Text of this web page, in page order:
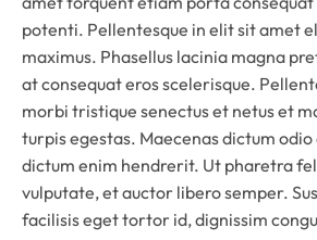
potenti. Pellentesque in elit sit amet
maximus. Phasellus lacinia magna
at consequat eros scelerisque.
morbi tristique senectus et netus et
turpis egestas. Maecenas dictum
dictum enim hendrerit. Ut pharetra
vulputate, et auctor libero semper.
facilisis eget tortor id, dignissim